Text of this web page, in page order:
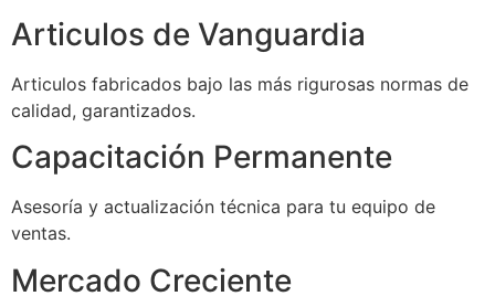
Articulos de Vanguardia
Articulos fabricados bajo las más rigurosas normas de
calidad, garantizados.
Capacitación Permanente
Asesoría y actualización técnica para tu equipo de
ventas.
Mercado Creciente